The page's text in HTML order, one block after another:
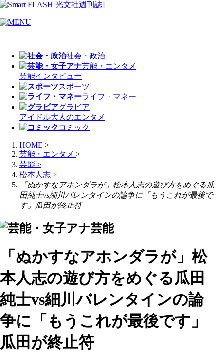
社会・政治
芸能・エンタメ
芸能インタビュー
スポーツ
ライフ・マネー
グラビア
アイドル大人のエンタメ
コミック
HOME >
芸能・エンタメ >
芸能 >
松本人志 >
「ぬかすなアホンダラが」松本人志の遊び方をめぐる瓜
田純士vs細川バレンタインの論争に「もうこれが最後で
す」瓜田が終止符
芸能
「ぬかすなアホンダラが」松
本人志の遊び方をめぐる瓜田
純士vs細川バレンタインの論
争に「もうこれが最後です」
瓜田が終止符